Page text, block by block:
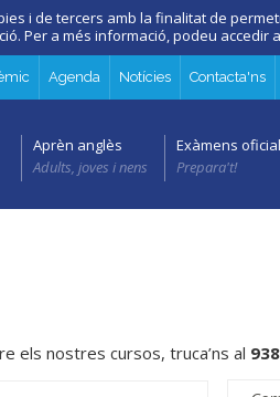
i de tercers amb la finalitat de
Per a més informació, podeu accedir
Agenda Notícies Contacta'ns
Aprèn anglès
Adults, joves i nens
Exàmens
Prepara't!
els nostres cursos, truca’ns al